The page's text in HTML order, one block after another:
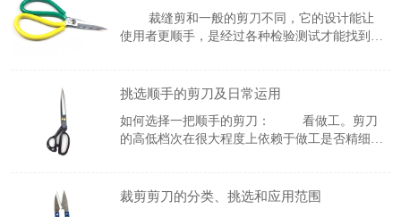
裁缝剪和一般的剪刀不同，它的设计能让
使用者更顺手，是经过各种检验测试才能找到的
月形对等排列，而服装剪的把手并不是对称的，
挑选顺手的剪刀及日常运用
如何选择一把顺手的剪刀： 看做工。剪刀
的高低档次在很大程度上依赖于做工是否精细。
开剪刀，然后平缓合上，感觉剪
裁剪剪刀的分类、挑选和应用范围